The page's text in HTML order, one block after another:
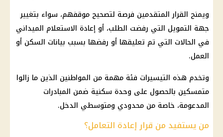
ويمنح القرار المتقدمين فرصة لتصحيح موقفهم، سواء بتغيير
جهة التمويل التي رفضت الطلب، أو إعادة الاستعلام الميداني
في الحالات التي تم تعليقها أو رفضها بسبب بيانات السكن أو
العمل.
وتخدم هذه التيسيرات فئة مهمة من المواطنين الذين ما زالوا
متمسكين بالحصول على وحدة سكنية ضمن المبادرات
المدعومة، خاصة من محدودي ومتوسطي الدخل.
من يستفيد من قرار إعادة التعامل؟